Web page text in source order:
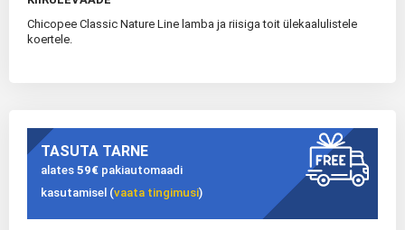
Chicopee Classic Nature Line lamba ja riisiga toit ülekaalulistele
koertele.
TASUTA TARNE
alates 59€ pakiautomaadi
kasutamisel (vaata tingimusi)